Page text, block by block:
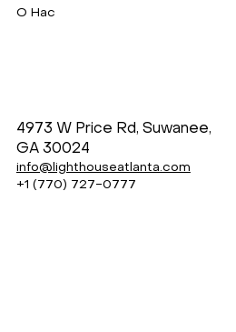
О Нас
4973 W Price Rd, Suwanee,
GA 30024
info@lighthouseatlanta.com
+1 (770) 727-0777